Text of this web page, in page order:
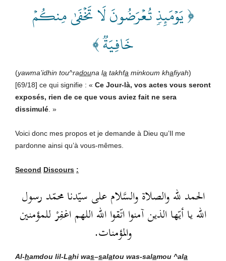
﴿ يَوۡمَئِذٖ تُعۡرَضُونَ لَا تَخۡفَىٰ مِنكُمۡ
خَافِيَةٞ ﴾
(yawma’idhin tou^radouna la takhfa minkoum khafiyah)
[69/18] ce qui signifie : « Ce Jour-là, vos actes vous seront
exposés, rien de ce que vous aviez fait ne sera
dissimulé . »
Voici donc mes propos et je demande à Dieu qu’Il me
pardonne ainsi qu’à vous-mêmes.
Second Discours :
الحمد لله والصلاة والسَّلام على سيّدنا محمّد رسول
الله يا أيّها الذين آمنوا اتّقوا الله اللهم اغفِرْ للمؤمنين
والمؤمنات.
Al-hamdou lil-Lahi was–salatou was-salamou ^ala